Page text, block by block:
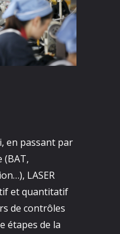
en passant par
(BAT,
LASER
et quantitatif
de contrôles
étapes de la